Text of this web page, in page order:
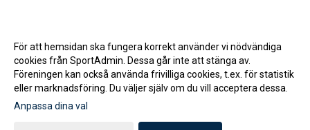
Gå till Webbversion
För att hemsidan ska fungera korrekt använder vi nödvändiga
cookies från SportAdmin. Dessa går inte att stänga av.
Föreningen kan också använda frivilliga cookies, t.ex. för statistik
eller marknadsföring. Du väljer själv om du vill acceptera dessa.
Anpassa dina val